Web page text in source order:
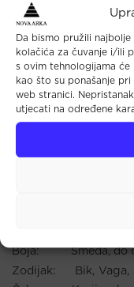
Da bismo pružili
kolačića za čuvanje i/ili
s ovim tehnologijama
kao što su ponašanje
web stranici.
utjecati na određene
služi kao preventiva
tkivo, sprječava
organe, a poput
i koštanih oboljenja
obrađen i neobrađen.
Prazni se jednom
puni se preko noći u
Formula: SiO2
Nalazišta: Brazil,
Boja: Smeđa, do
Zodijak: Bik, Vaga,